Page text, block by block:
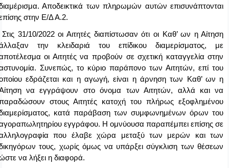
Αποδεικτικά των πληρωμών αυτών επισυνάπτονται
στην Ε/Δ Α.2.
Στις 31/10/2022 οι Αιτητές διαπίστωσαν ότι οι Καθ’ ων η Αίτηση
την κλειδαριά του επίδικου διαμερίσματος, με
οι Αιτητές να προβούν σε σχετική καταγγελία στην
Συνεπώς, το κύριο παράπονο των Αιτητών, επί του
εδράζεται και η αγωγή, είναι η άρνηση των Καθ’ ων η
να εγγράψουν στο όνομα των Αιτητών, αλλά και να
στους Αιτητές κατοχή του πλήρως εξοφλημένου
κατά παράβαση των συμφωνημένων όρων του
εγγράφου. Η ομνύουσα παραπέμπει επίσης σε
που έλαβε χώρα μεταξύ των μερών και των
τους, χωρίς όμως να υπάρξει σύγκλιση των θέσεων
να λήξει η διαφορά.